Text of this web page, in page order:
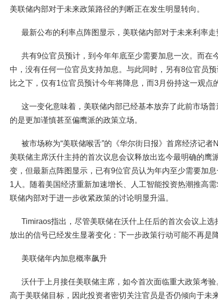
美联储内部对于未来政策路径的判断正在发生明显转向。
最新公布的利率点阵图显示，美联储内部对于未来利率
共有9位官员预计，到今年年底至少需要加息一次。而在
中，没有任何一位官员支持加息。与此同时，另有8位官员
比之下，仅有1位官员预计今年将降息，而3月份持这一观点
这一变化意味着，美联储内部已经基本放弃了此前市场
的是更加谨慎甚至偏鹰派的政策立场。
被市场称为“美联储喉舌”的《华尔街日报》首席经济记
美联储主席沃什主持的首次议息会议释放出迄今最明确的鹰
变，但最新点阵图显示，已有9位官员认为年内至少需要加
1人。随着美国经济重新加速增长、人工智能投资热潮推高
联储内部对于进一步收紧政策的讨论明显升温。
Timiraos指出，尽管美联储在沃什上任后的首次会议上
放出的信号已经发生显著变化：下一步政策行动可能不再是
美联储年内加息概率飙升
沃什于上月接任美联储主席，如今首次面临重大政策考
高于美联储目标，因此投资者密切关注官员是否仍倾向于未